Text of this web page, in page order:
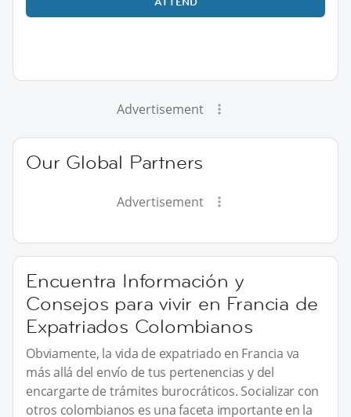
Advertisement
Our Global Partners
Advertisement
Encuentra Información y
Consejos para vivir en Francia de
Expatriados Colombianos
Obviamente, la vida de expatriado en Francia va
más allá del envío de tus pertenencias y del
encargarte de trámites burocráticos. Socializar con
otros colombianos es una faceta importante en la